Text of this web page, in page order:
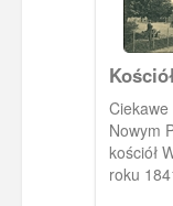
Ciekawe
Nowym
kościół
roku